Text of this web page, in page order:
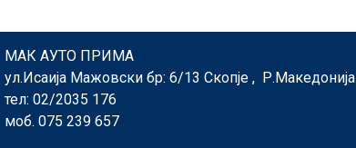
МАК АУТО ПРИМА
ул.Исаија Мажовски бр: 6/13 Скопје , Р.Македонија
тел: 02/2035 176
моб. 075 239 657